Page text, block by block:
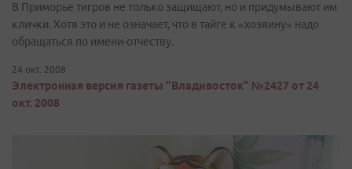
В Приморье тигров не только защищают, но и придумывают им
клички. Хотя это и не означает, что в тайге к «хозяину» надо
обращаться по имени-отчеству.
24 окт. 2008
Электронная версия газеты "Владивосток" №2427 от 24
окт. 2008